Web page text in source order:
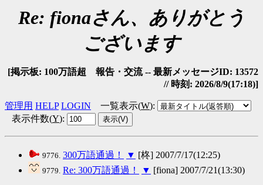
Re: fionaさん、ありがとう
ございます
[掲示板: 100万語超 報告・交流 -- 最新メッセージID: 13572
// 時刻: 2026/8/9(17:18)]
管理用 HELP LOGIN 一覧表示(W):
表示件数(Y):
9776. 300万語通過！ ▼ [柊] 2007/7/17(12:25)
9779. Re: 300万語通過！ ▼ [fiona] 2007/7/21(13:30)